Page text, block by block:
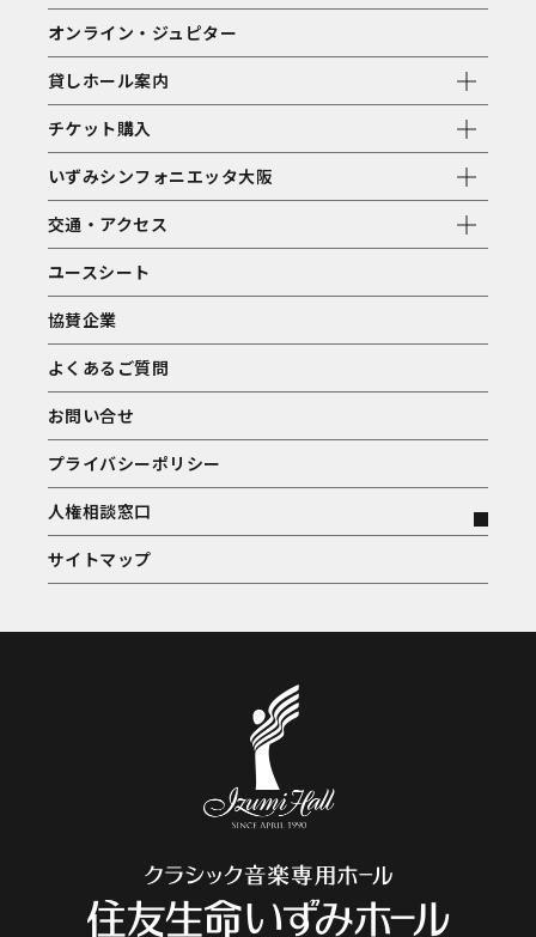
オンライン・ジュピター
貸しホール案内
チケット購入
いずみシンフォニエッタ大阪
交通・アクセス
ユースシート
協賛企業
よくあるご質問
お問い合せ
プライバシーポリシー
人権相談窓口
サイトマップ